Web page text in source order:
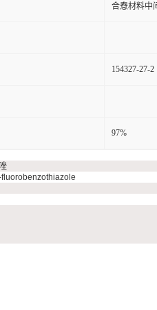
合憃材料中
154327-27-2
97%